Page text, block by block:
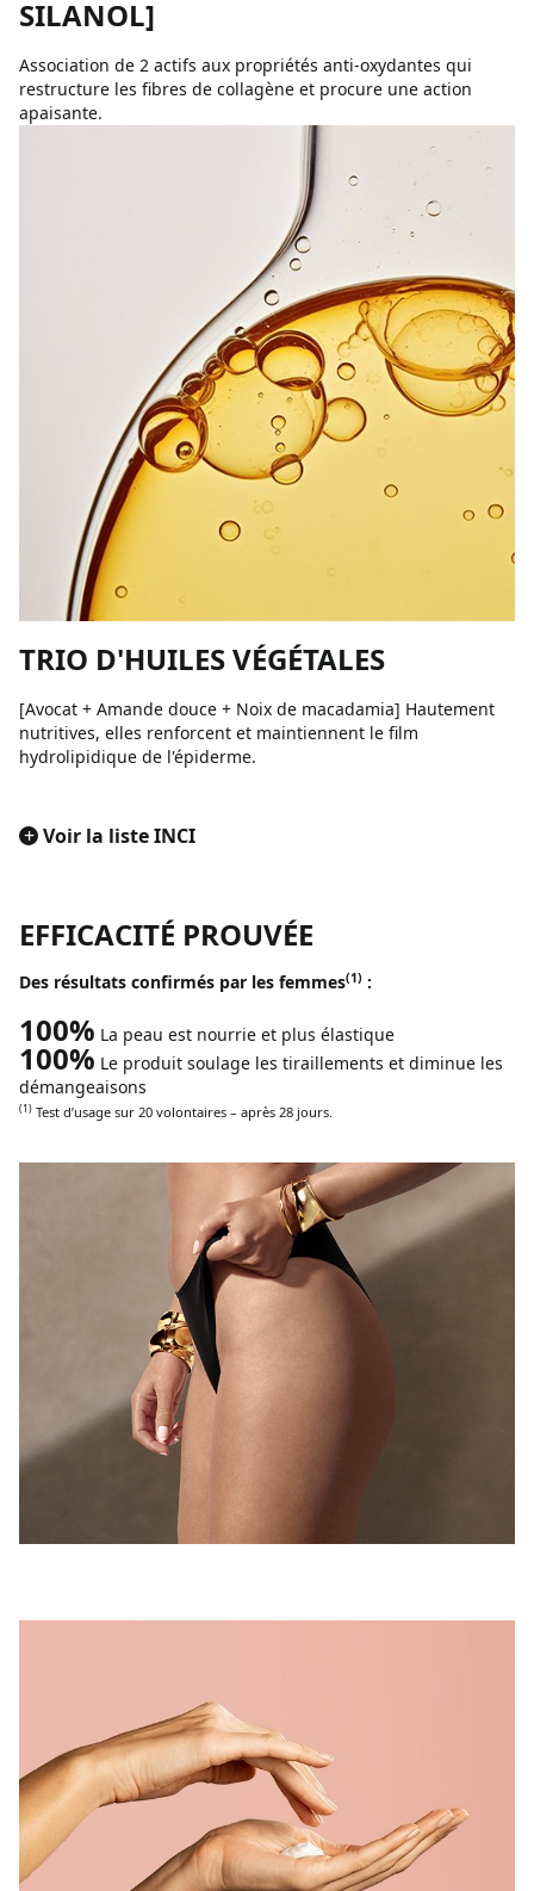
SILANOL]
Association de 2 actifs aux propriétés anti-oxydantes qui
restructure les fibres de collagène et procure une action
apaisante.
TRIO D'HUILES VÉGÉTALES
[Avocat + Amande douce + Noix de macadamia] Hautement
nutritives, elles renforcent et maintiennent le film
hydrolipidique de l'épiderme.
+ Voir la liste INCI
EFFICACITÉ PROUVÉE
Des résultats confirmés par les femmes(1) :
100% La peau est nourrie et plus élastique
100% Le produit soulage les tiraillements et diminue les
démangeaisons
(1) Test d’usage sur 20 volontaires – après 28 jours.